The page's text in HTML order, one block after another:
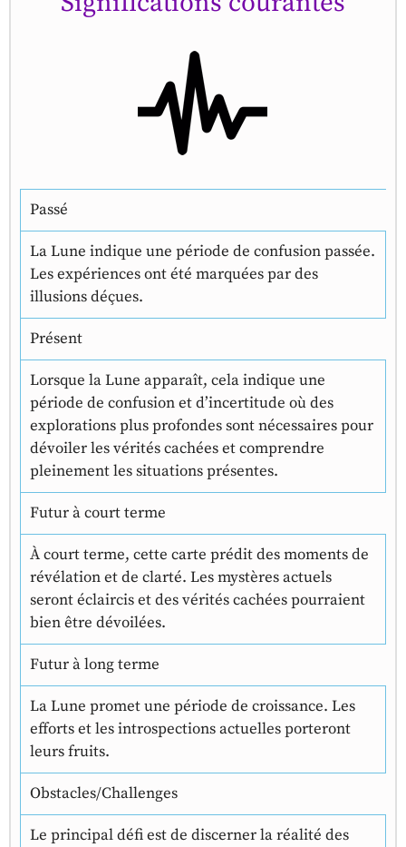
Passé
La Lune indique une période de confusion passée.
Les expériences ont été marquées par des
illusions déçues.
Présent
Lorsque la Lune apparaît, cela indique une
période de confusion et d’incertitude où des
explorations plus profondes sont nécessaires pour
dévoiler les vérités cachées et comprendre
pleinement les situations présentes.
Futur à court terme
À court terme, cette carte prédit des moments de
révélation et de clarté. Les mystères actuels
seront éclaircis et des vérités cachées pourraient
bien être dévoilées.
Futur à long terme
La Lune promet une période de croissance. Les
efforts et les introspections actuelles porteront
leurs fruits.
Obstacles/Challenges
Le principal défi est de discerner la réalité des